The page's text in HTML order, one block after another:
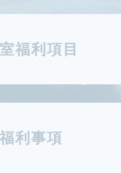
福利項目
利事項